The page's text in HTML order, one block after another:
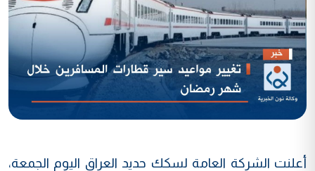
أعلنت الشركة العامة لسكك حديد العراق اليوم الجمعة،